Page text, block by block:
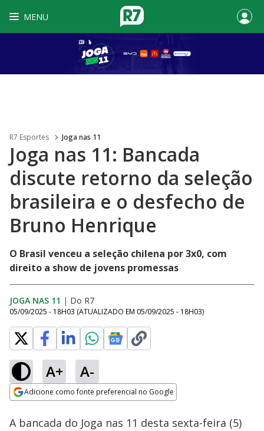
MENU
R7 Esportes Joga nas 11
Joga nas 11: Bancada
discute retorno da seleção
brasileira e o desfecho de
Bruno Henrique
O Brasil venceu a seleção chilena por 3x0, com
direito a show de jovens promessas
JOGA NAS 11 | Do R7
05/09/2025 - 18H03 (ATUALIZADO EM 05/09/2025 - 18H03)
A+ A-
Adicione como fonte preferencial no Google
Ativar
Loaded :
0.77%
A bancada do Joga nas 11 desta sexta-feira (5)